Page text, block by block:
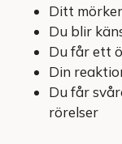
Ditt
Du blir
Du får ett
Din
Du får
rörelser